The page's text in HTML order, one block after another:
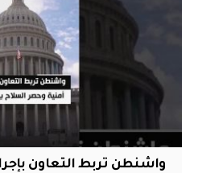
واشنطن تربط التعاون